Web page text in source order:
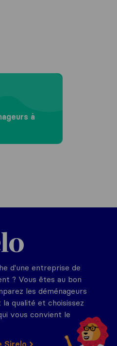
à
d'une entreprise de
? Vous êtes au bon
les déménageurs
qualité et choisissez
vous convient le
Sirelo